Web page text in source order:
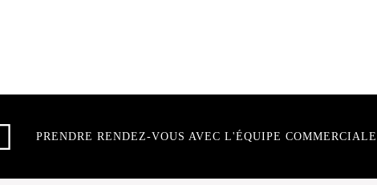
PRENDRE RENDEZ-VOUS AVEC L'ÉQUIPE COMMERCIALE